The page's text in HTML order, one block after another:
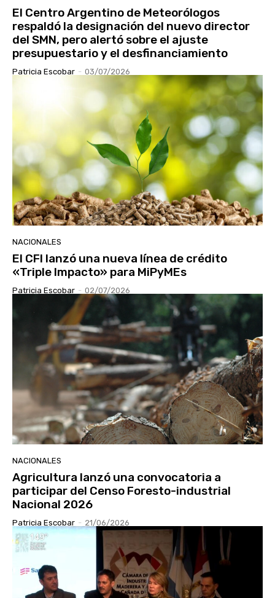
El Centro Argentino de Meteorólogos
respaldó la designación del nuevo director
del SMN, pero alertó sobre el ajuste
presupuestario y el desfinanciamiento
Patricia Escobar - 03/07/2026
NACIONALES
El CFI lanzó una nueva línea de crédito
«Triple Impacto» para MiPyMEs
Patricia Escobar - 02/07/2026
NACIONALES
Agricultura lanzó una convocatoria a
participar del Censo Foresto-industrial
Nacional 2026
Patricia Escobar - 21/06/2026